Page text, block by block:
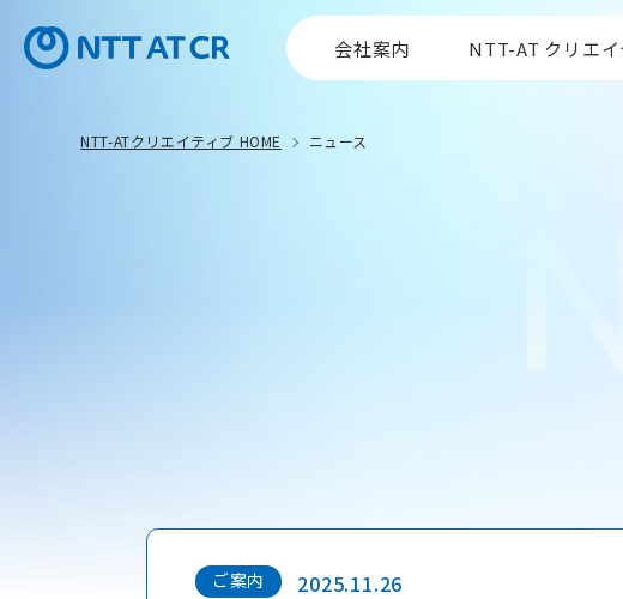
会社案内 NTT-AT クリエ
NTT-ATクリエイティブ HOME ニュース
ご案内 2025.11.26